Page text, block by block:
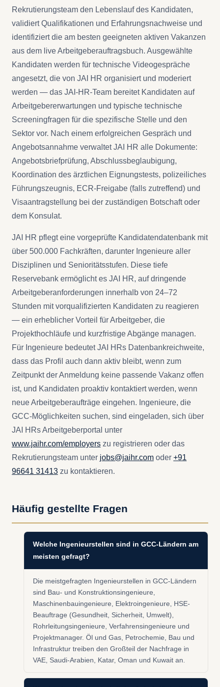
Rekrutierungsteam den Lebenslauf des Kandidaten,
validiert Qualifikationen und Erfahrungsnachweise und
identifiziert die am besten geeigneten aktiven Vakanzen
aus dem live Arbeitgeberauftragsbuch. Ausgewählte
Kandidaten werden für technische Videogespräche
angesetzt, die von JAI HR organisiert und moderiert
werden — das JAI-HR-Team bereitet Kandidaten auf
Arbeitgebererwartungen und typische technische
Screeningfragen für die spezifische Stelle und den
Sektor vor. Nach einem erfolgreichen Gespräch und
Angebotsannahme verwaltet JAI HR alle Dokumente:
Angebotsbriefprüfung, Abschlussbeglaubigung,
Koordination des ärztlichen Eignungstests, polizeiliches
Führungszeugnis, ECR-Freigabe (falls zutreffend) und
Visaantragstellung bei der zuständigen Botschaft oder
dem Konsulat.
JAI HR pflegt eine vorgeprüfte Kandidatendatenbank mit
über 500.000 Fachkräften, darunter Ingenieure aller
Disziplinen und Senioritätsstufen. Diese tiefe
Reservebank ermöglicht es JAI HR, auf dringende
Arbeitgeberanforderungen innerhalb von 24–72
Stunden mit vorqualifizierten Kandidaten zu reagieren
— ein erheblicher Vorteil für Arbeitgeber, die
Projekthochläufe und kurzfristige Abgänge managen.
Für Ingenieure bedeutet JAI HRs Datenbankreichweite,
dass das Profil auch dann aktiv bleibt, wenn zum
Zeitpunkt der Anmeldung keine passende Vakanz offen
ist, und Kandidaten proaktiv kontaktiert werden, wenn
neue Arbeitgeberaufträge eingehen. Ingenieure, die
GCC-Möglichkeiten suchen, sind eingeladen, sich über
JAI HRs Arbeitgeberportal unter
www.jaihr.com/employers zu registrieren oder das
Rekrutierungsteam unter jobs@jaihr.com oder +91
96641 31413 zu kontaktieren.
Häufig gestellte Fragen
Welche Ingenieurstellen sind in GCC-Ländern am
meisten gefragt?
Die meistgefragten Ingenieurstellen in GCC-Ländern
sind Bau- und Konstruktionsingenieure,
Maschinenbauingenieure, Elektroingenieure, HSE-
Beauftrage (Gesundheit, Sicherheit, Umwelt),
Rohrleitungsingenieure, Verfahrensingenieure und
Projektmanager. Öl und Gas, Petrochemie, Bau und
Infrastruktur treiben den Großteil der Nachfrage in
VAE, Saudi-Arabien, Katar, Oman und Kuwait an.